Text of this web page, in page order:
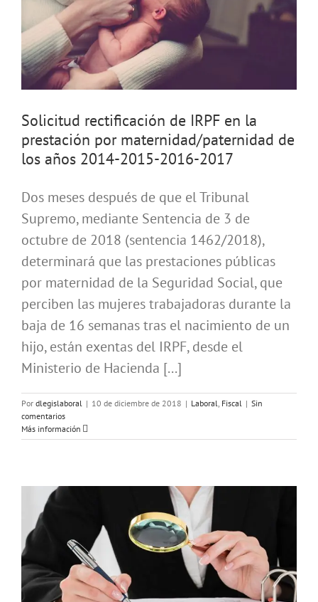
Solicitud rectificación de IRPF en la
prestación por maternidad/paternidad de
los años 2014-2015-2016-2017
Dos meses después de que el Tribunal
Supremo, mediante Sentencia de 3 de
octubre de 2018 (sentencia 1462/2018),
determinará que las prestaciones públicas
por maternidad de la Seguridad Social, que
perciben las mujeres trabajadoras durante la
baja de 16 semanas tras el nacimiento de un
hijo, están exentas del IRPF, desde el
Ministerio de Hacienda [...]
Por dlegislaboral | 10 de diciembre de 2018 | Laboral Fiscal | Sin
comentarios
Más información